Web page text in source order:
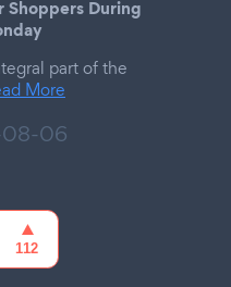
During
part of the
More
06